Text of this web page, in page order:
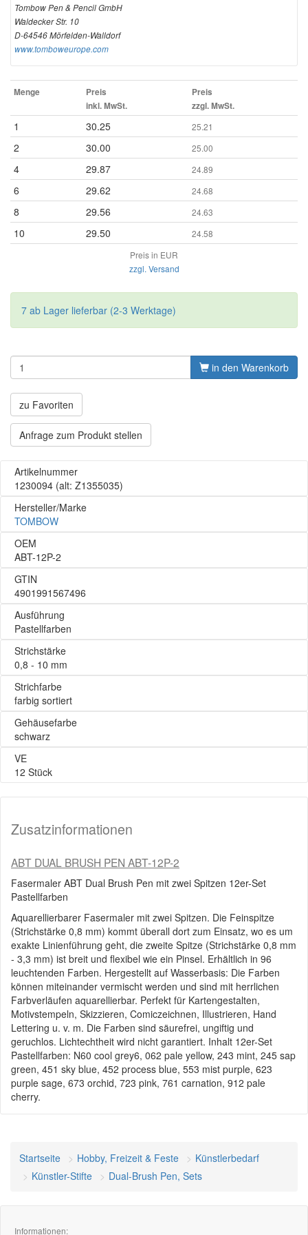
Tombow Pen & Pencil GmbH
Waldecker Str. 10
D-64546 Mörfelden-Walldorf
www.tomboweurope.com
Menge
Preis
inkl. MwSt.
Preis
zzgl. MwSt.
1 30.25 25.21
2 30.00 25.00
4 29.87 24.89
6 29.62 24.68
8 29.56 24.63
10 29.50
24.58
Preis in EUR
zzgl. Versand
7 ab Lager lieferbar (2-3 Werktage)
in den Warenkorb
zu Favoriten
Anfrage zum Produkt stellen
Artikelnummer
1230094 (alt: Z1355035)
Hersteller/Marke
TOMBOW
OEM
ABT-12P-2
GTIN
4901991567496
Ausführung
Pastellfarben
Strichstärke
0,8 - 10 mm
Strichfarbe
farbig sortiert
Gehäusefarbe
schwarz
VE
12 Stück
Zusatzinformationen
ABT DUAL BRUSH PEN ABT-12P-2
Fasermaler ABT Dual Brush Pen mit zwei Spitzen 12er-Set
Pastellfarben
Aquarellierbarer Fasermaler mit zwei Spitzen. Die Feinspitze
(Strichstärke 0,8 mm) kommt überall dort zum Einsatz, wo es um
exakte Linienführung geht, die zweite Spitze (Strichstärke 0,8 mm
- 3,3 mm) ist breit und flexibel wie ein Pinsel. Erhältlich in 96
leuchtenden Farben. Hergestellt auf Wasserbasis: Die Farben
können miteinander vermischt werden und sind mit herrlichen
Farbverläufen aquarellierbar. Perfekt für Kartengestalten,
Motivstempeln, Skizzieren, Comiczeichnen, Illustrieren, Hand
Lettering u. v. m. Die Farben sind säurefrei, ungiftig und
geruchlos. Lichtechtheit wird nicht garantiert. Inhalt 12er-Set
Pastellfarben: N60 cool grey6, 062 pale yellow, 243 mint, 245 sap
green, 451 sky blue, 452 process blue, 553 mist purple, 623
purple sage, 673 orchid, 723 pink, 761 carnation, 912 pale
cherry.
Startseite Hobby, Freizeit & Feste
Künstlerbedarf
Künstler-Stifte
Dual-Brush Pen, Sets
Informationen: